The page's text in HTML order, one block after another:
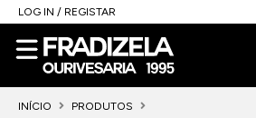
LOG IN / REGISTAR
INÍCIO
PRODUTOS